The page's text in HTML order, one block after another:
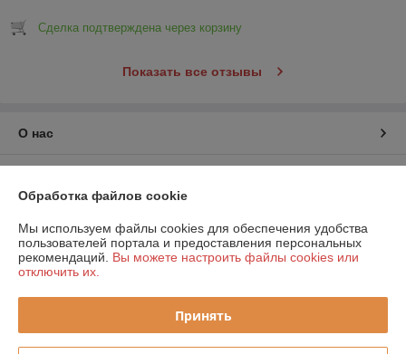
Сделка подтверждена через корзину
Показать все отзывы
О нас
График работы
Полная версия сайта
Политика обработки cookies
Обработка файлов cookie
Мы используем файлы cookies для обеспечения удобства
пользователей портала и предоставления персональных
рекомендаций. Вы можете настроить файлы cookies или
отключить их.
Принять